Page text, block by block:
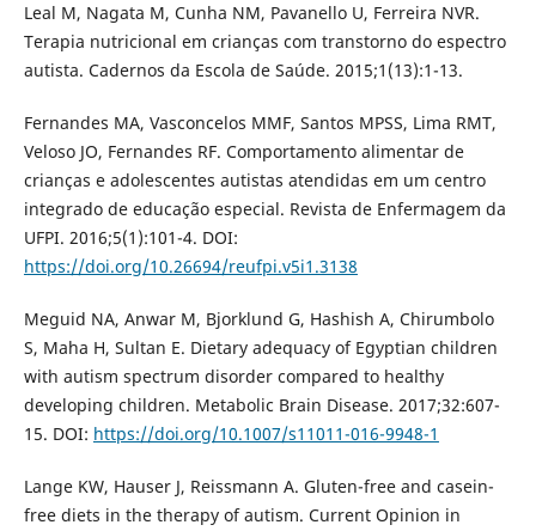
Leal M, Nagata M, Cunha NM, Pavanello U, Ferreira NVR.
Terapia nutricional em crianças com transtorno do espectro
autista. Cadernos da Escola de Saúde. 2015;1(13):1-13.
Fernandes MA, Vasconcelos MMF, Santos MPSS, Lima RMT,
Veloso JO, Fernandes RF. Comportamento alimentar de
crianças e adolescentes autistas atendidas em um centro
integrado de educação especial. Revista de Enfermagem da
UFPI. 2016;5(1):101-4. DOI:
https://doi.org/10.26694/reufpi.v5i1.3138
Meguid NA, Anwar M, Bjorklund G, Hashish A, Chirumbolo
S, Maha H, Sultan E. Dietary adequacy of Egyptian children
with autism spectrum disorder compared to healthy
developing children. Metabolic Brain Disease. 2017;32:607-
15. DOI: https://doi.org/10.1007/s11011-016-9948-1
Lange KW, Hauser J, Reissmann A. Gluten-free and casein-
free diets in the therapy of autism. Current Opinion in